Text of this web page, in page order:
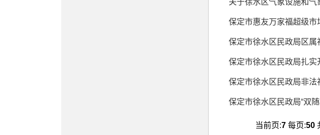
关于徐水区气象设施和
保定市惠友万家福超级
保定市徐水区民政局区
保定市徐水区民政局扎实
保定市徐水区民政局非
保定市徐水区民政局“双
当前页:7 每页:50